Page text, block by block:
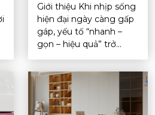
Giới thiệu Khi nhịp sống
hiện đại ngày càng gấp
gáp, yếu tố “nhanh –
gọn – hiệu quả” trở...